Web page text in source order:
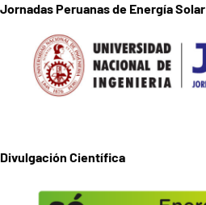
Jornadas Peruanas de Energía Solar
Divulgación Científica